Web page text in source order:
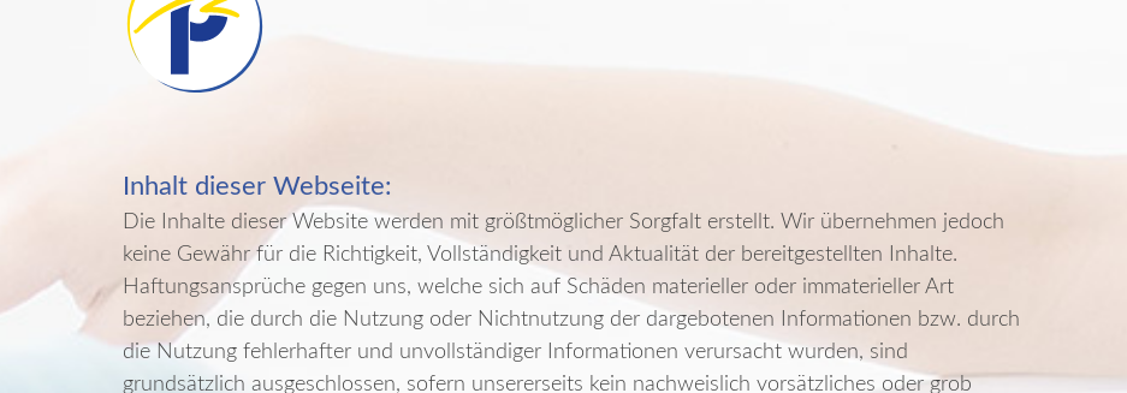
Inhalt dieser Webseite:
Die Inhalte dieser Website werden mit größtmöglicher Sorgfalt erstellt. Wir übernehmen jedoch
keine Gewähr für die Richtigkeit, Vollständigkeit und Aktualität der bereitgestellten Inhalte.
Haftungsansprüche gegen uns, welche sich auf Schäden materieller oder immaterieller Art
beziehen, die durch die Nutzung oder Nichtnutzung der dargebotenen Informationen bzw. durch
die Nutzung fehlerhafter und unvollständiger Informationen verursacht wurden, sind
grundsätzlich ausgeschlossen, sofern unsererseits kein nachweislich vorsätzliches oder grob